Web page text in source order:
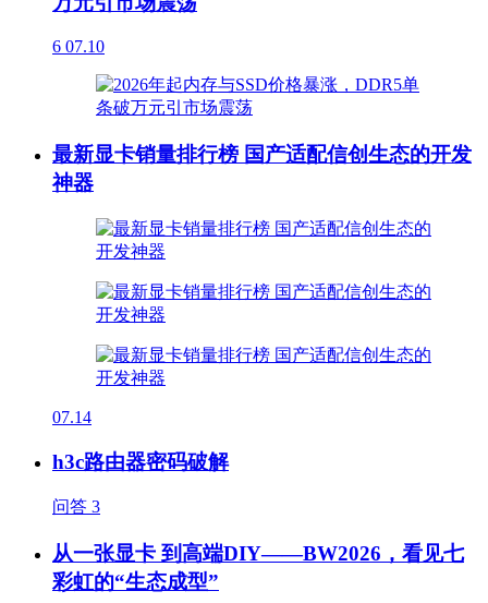
6 07.10
最新显卡销量排行榜 国产适配信创生态的开发
神器
07.14
h3c路由器密码破解
问答 3
从一张显卡 到高端DIY——BW2026，看见七
彩虹的“生态成型”